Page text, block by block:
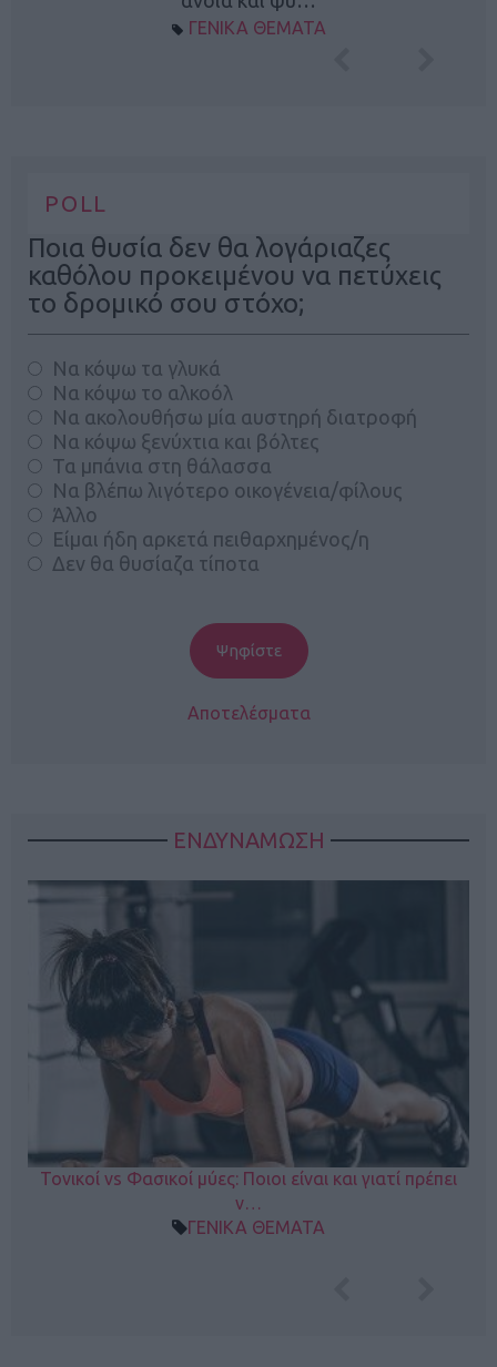
ΓΕΝΙΚΑ ΘΕΜΑΤΑ
POLL
Ποια θυσία δεν θα λογάριαζες
καθόλου προκειμένου να πετύχεις
το δρομικό σου στόχο;
Να κόψω τα γλυκά
Να κόψω το αλκοόλ
Να ακολουθήσω μία αυστηρή διατροφή
Να κόψω ξενύχτια και βόλτες
Τα μπάνια στη θάλασσα
Να βλέπω λιγότερο οικογένεια/φίλους
Άλλο
Είμαι ήδη αρκετά πειθαρχημένος/η
Δεν θα θυσίαζα τίποτα
Αποτελέσματα
ΕΝΔΥΝΑΜΩΣΗ
Τονικοί vs Φασικοί μύες: Ποιοι είναι και γιατί πρέπει
ν…
ΓΕΝΙΚΑ ΘΕΜΑΤΑ